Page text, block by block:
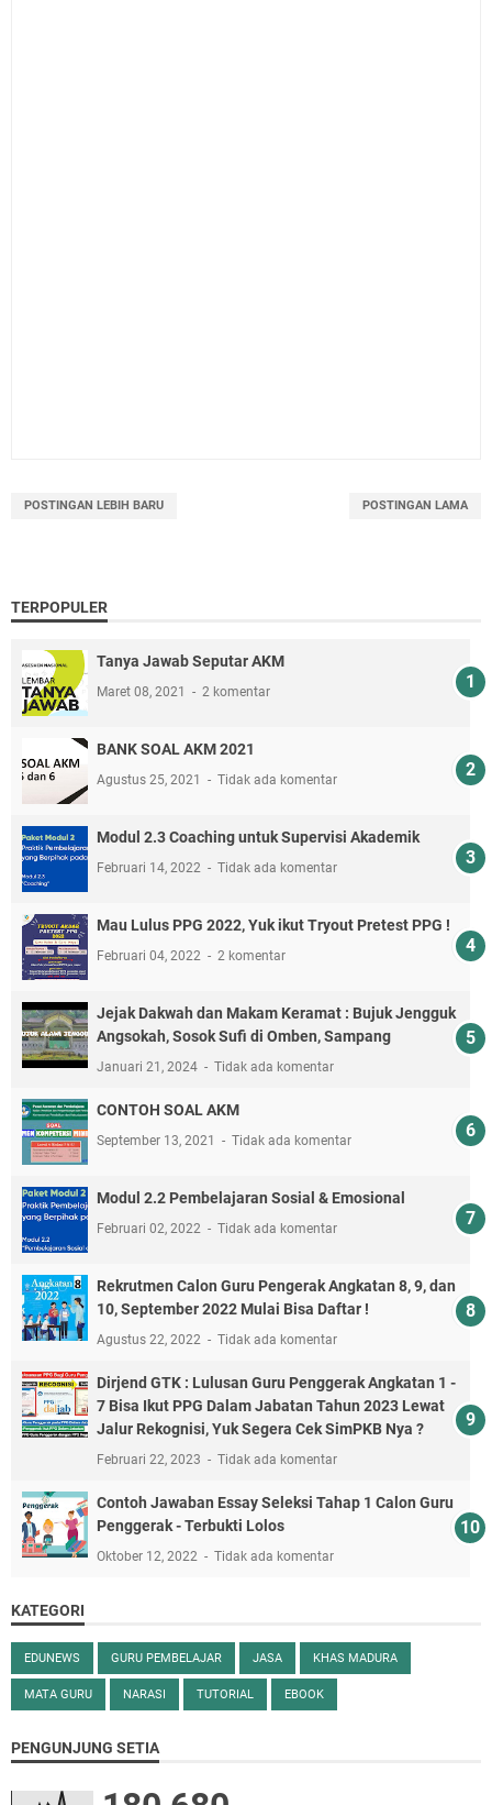
POSTINGAN LEBIH BARU POSTINGAN LAMA
TERPOPULER
Tanya Jawab Seputar AKM
Maret 08, 2021 2 komentar
BANK SOAL AKM 2021
Agustus 25, 2021 Tidak ada komentar
Modul 2.3 Coaching untuk Supervisi Akademik
Februari 14, 2022 Tidak ada komentar
Mau Lulus PPG 2022, Yuk ikut Tryout Pretest PPG !
Februari 04, 2022 2 komentar
Jejak Dakwah dan Makam Keramat : Bujuk Jengguk
Angsokah, Sosok Sufi di Omben, Sampang
Januari 21, 2024 Tidak ada komentar
CONTOH SOAL AKM
September 13, 2021 Tidak ada komentar
Modul 2.2 Pembelajaran Sosial & Emosional
Februari 02, 2022 Tidak ada komentar
Rekrutmen Calon Guru Pengerak Angkatan 8, 9, dan
10, September 2022 Mulai Bisa Daftar !
Agustus 22, 2022 Tidak ada komentar
Dirjend GTK : Lulusan Guru Penggerak Angkatan 1 -
7 Bisa Ikut PPG Dalam Jabatan Tahun 2023 Lewat
Jalur Rekognisi, Yuk Segera Cek SimPKB Nya ?
Februari 22, 2023 Tidak ada komentar
Contoh Jawaban Essay Seleksi Tahap 1 Calon Guru
Penggerak - Terbukti Lolos
Oktober 12, 2022 Tidak ada komentar
KATEGORI
EDUNEWS GURU PEMBELAJAR JASA KHAS MADURA
MATA GURU NARASI TUTORIAL EBOOK
PENGUNJUNG SETIA